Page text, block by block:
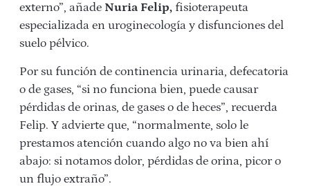
externo”, añade Nuria Felip, fisioterapeuta
especializada en uroginecología y disfunciones del
suelo pélvico.
Por su función de continencia urinaria, defecatoria
o de gases, “si no funciona bien, puede causar
pérdidas de orinas, de gases o de heces”, recuerda
Felip. Y advierte que, “normalmente, solo le
prestamos atención cuando algo no va bien ahí
abajo: si notamos dolor, pérdidas de orina, picor o
un flujo extraño”.